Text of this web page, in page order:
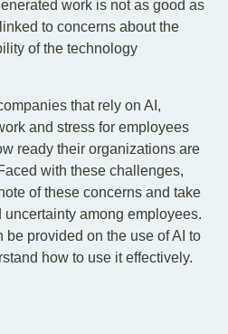
work is not as good as
to concerns about the
of the technology
that rely on AI,
and stress for employees
ready their organizations are
with these challenges,
of these concerns and take
among employees.
be provided on the use of AI to
how to use it effectively.